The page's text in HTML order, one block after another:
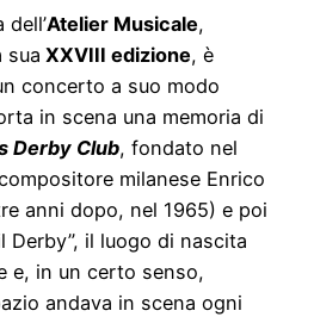
dell’Atelier Musicale,
sua XXVIII edizione, è
concerto a suo modo
in scena una memoria di
Derby Club, fondato nel
milanese Enrico
anni dopo, nel 1965) e poi
Derby”, il luogo di nascita
e, in un certo senso,
andava in scena ogni